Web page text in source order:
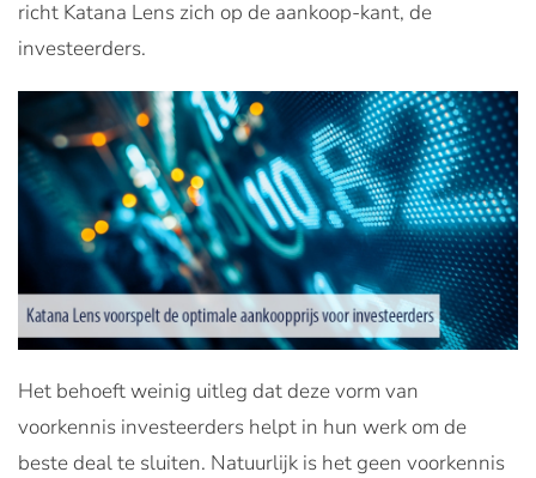
richt Katana Lens zich op de aankoop-kant, de
investeerders.
Het behoeft weinig uitleg dat deze vorm van
voorkennis investeerders helpt in hun werk om de
beste deal te sluiten. Natuurlijk is het geen voorkennis